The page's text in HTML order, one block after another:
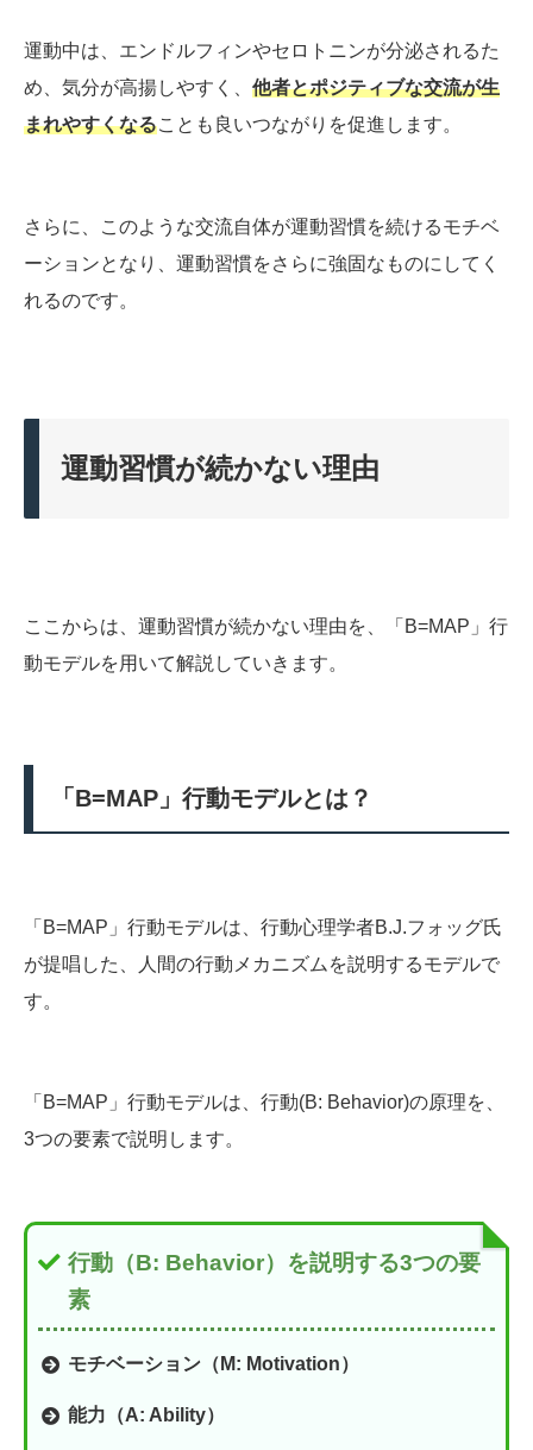
運動中は、エンドルフィンやセロトニンが分泌されるた
め、気分が高揚しやすく、 他者とポジティブな交流が生
まれやすくなることも良いつながりを促進します。
さらに、このような交流自体が運動習慣を続けるモチベ
ーションとなり、運動習慣をさらに強固なものにしてく
れるのです。
運動習慣が続かない理由
ここからは、運動習慣が続かない理由を、「B=MAP」行
動モデルを用いて解説していきます。
「B=MAP」行動モデルとは？
「B=MAP」行動モデルは、行動心理学者B.J.フォッグ氏
が提唱した、人間の行動メカニズムを説明するモデルで
す。
「B=MAP」行動モデルは、行動(B: Behavior)の原理を、
3つの要素で説明します。
行動（B: Behavior）を説明する3つの要
素
モチベーション（M: Motivation）
能力（A: Ability）